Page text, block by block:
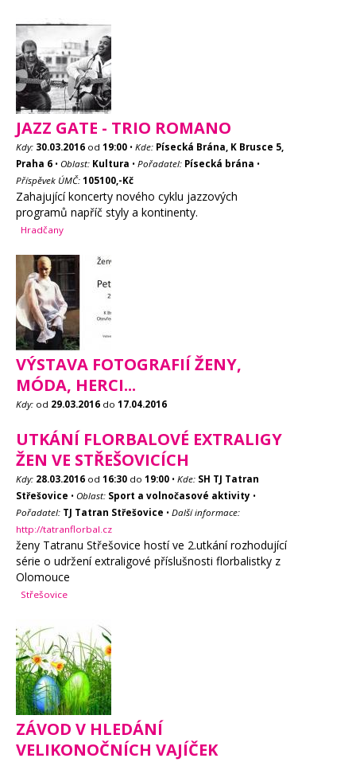
JAZZ GATE - TRIO ROMANO
Kdy: 30.03.2016 od 19:00 • Kde: Písecká Brána, K Brusce 5,
Praha 6 • Oblast: Kultura • Pořadatel: Písecká brána •
Příspěvek ÚMČ: 105100,-Kč
Zahajující koncerty nového cyklu jazzových
programů napříč styly a kontinenty.
Hradčany
VÝSTAVA FOTOGRAFIÍ ŽENY,
MÓDA, HERCI...
Kdy: od 29.03.2016 do 17.04.2016
UTKÁNÍ FLORBALOVÉ EXTRALIGY
ŽEN VE STŘEŠOVICÍCH
Kdy: 28.03.2016 od 16:30 do 19:00 • Kde: SH TJ Tatran
Střešovice • Oblast: Sport a volnočasové aktivity •
Pořadatel: TJ Tatran Střešovice • Další informace:
http://tatranflorbal.cz
ženy Tatranu Střešovice hostí ve 2.utkání rozhodující
série o udržení extraligové příslušnosti florbalistky z
Olomouce
Střešovice
ZÁVOD V HLEDÁNÍ
VELIKONOČNÍCH VAJÍČEK